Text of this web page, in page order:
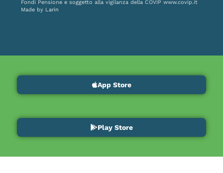
Fondi Pensione e soggetto alla vigilanza della COVIP www.covip.it
Made by Larin
App Store
Play Store